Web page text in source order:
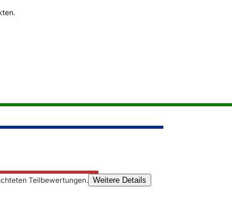
Teilbewertungen. Weitere Details